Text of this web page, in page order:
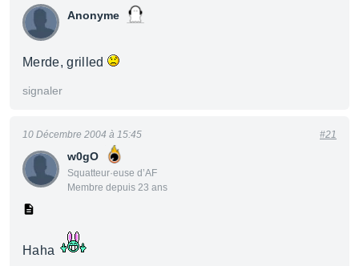
Anonyme
Merde, grilled
signaler
w0gO
Squatteur·euse d’AF
Membre depuis 23 ans
10 Décembre 2004 à 15:45 #21
Haha